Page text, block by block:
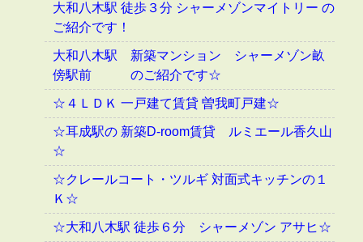
大和八木駅 徒歩３分 シャーメゾンマイトリー の
ご紹介です！
大和八木駅 新築マンション シャーメゾン畝
傍駅前 のご紹介です☆
☆４ＬＤＫ 一戸建て賃貸 曽我町戸建☆
☆耳成駅の 新築D-room賃貸 ルミエール香久山
☆
☆クレールコート・ツルギ 対面式キッチンの１
Ｋ☆
☆大和八木駅 徒歩６分 シャーメゾン アサヒ☆